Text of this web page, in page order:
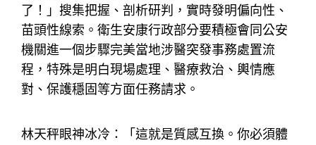
了！」搜集把握、剖析研判，實時發明偏向性、
苗頭性線索。衛生安康行政部分要積極會同公安
機關進一個步驟完美當地涉醫突發事務處置流
程，特殊是明白現場處理、醫療救治、輿情應
對、保護穩固等方面任務請求。
林天秤眼神冰冷：「這就是質感互換。你必須體